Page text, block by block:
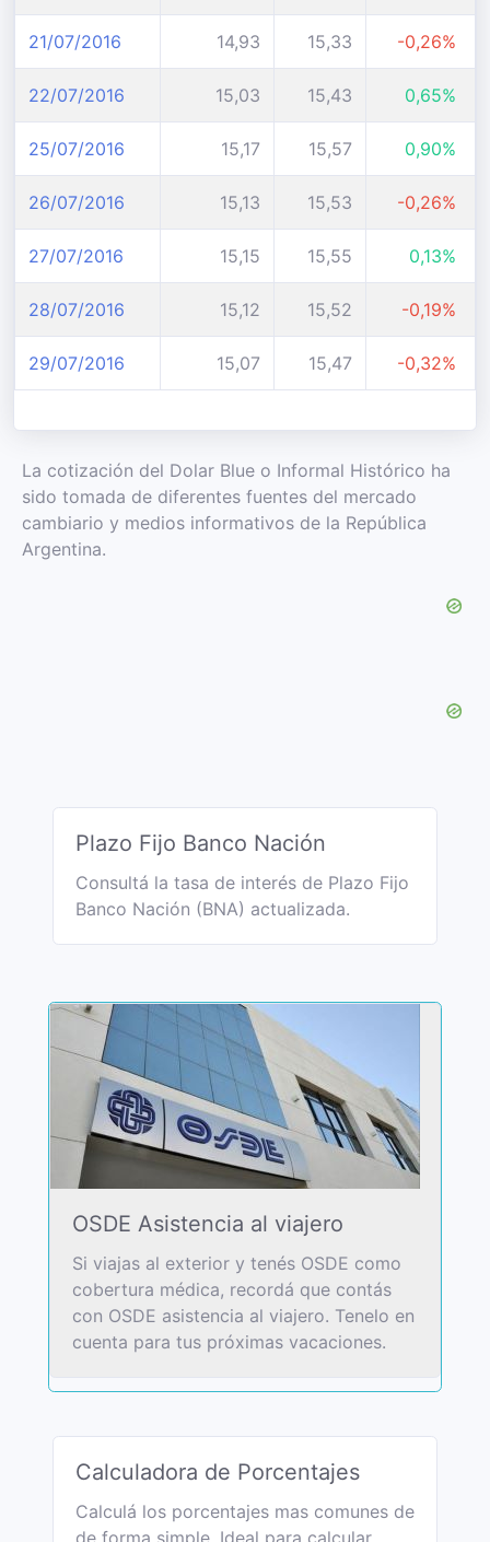
21/07/2016 14,93 15,33 -0,26%
22/07/2016 15,03 15,43 0,65%
25/07/2016 15,17 15,57 0,90%
26/07/2016 15,13 15,53 -0,26%
27/07/2016 15,15 15,55 0,13%
28/07/2016 15,12 15,52 -0,19%
29/07/2016 15,07 15,47 -0,32%
La cotización del Dolar Blue o Informal Histórico ha
sido tomada de diferentes fuentes del mercado
cambiario y medios informativos de la República
Argentina.
Plazo Fijo Banco Nación
Consultá la tasa de interés de Plazo Fijo
Banco Nación (BNA) actualizada.
OSDE Asistencia al viajero
Si viajas al exterior y tenés OSDE como
cobertura médica, recordá que contás
con OSDE asistencia al viajero. Tenelo en
cuenta para tus próximas vacaciones.
Calculadora de Porcentajes
Calculá los porcentajes mas comunes de
de forma simple. Ideal para calcular